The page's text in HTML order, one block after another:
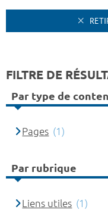
FILTRE DE
Par type de
Pages (1)
Par rubrique
Liens utiles (1)